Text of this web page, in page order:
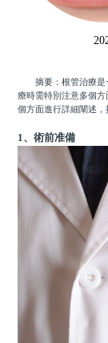
摘要：根管治療是
療時需特別注意多個
個方面進行詳細闡述，
1、術前准備